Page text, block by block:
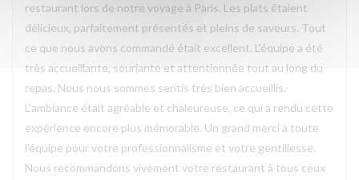
restaurant lors de notre voyage à Paris. Les plats étaient
délicieux, parfaitement présentés et pleins de saveurs. Tout
ce que nous avons commandé était excellent. L’équipe a été
très accueillante, souriante et attentionnée tout au long du
repas. Nous nous sommes sentis très bien accueillis.
L’ambiance était agréable et chaleureuse, ce qui a rendu cette
expérience encore plus mémorable. Un grand merci à toute
l’équipe pour votre professionnalisme et votre gentillesse.
Nous recommandons vivement votre restaurant à tous ceux